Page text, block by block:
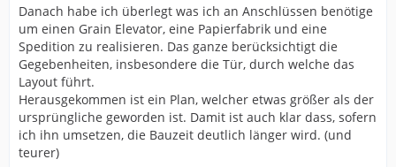
Danach habe ich überlegt was ich an Anschlüssen benötige
um einen Grain Elevator, eine Papierfabrik und eine
Spedition zu realisieren. Das ganze berücksichtigt die
Gegebenheiten, insbesondere die Tür, durch welche das
Layout führt.
Herausgekommen ist ein Plan, welcher etwas größer als der
ursprüngliche geworden ist. Damit ist auch klar dass, sofern
ich ihn umsetzen, die Bauzeit deutlich länger wird. (und
teurer)